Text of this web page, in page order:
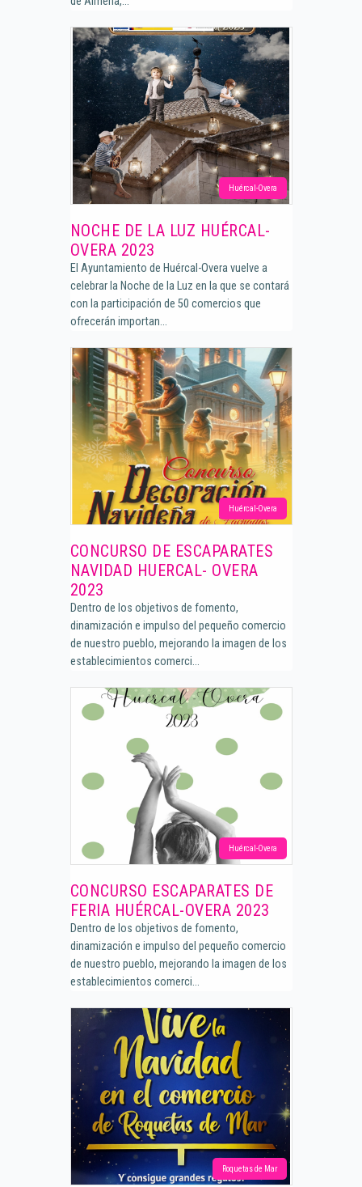
Huércal-Overa
NOCHE DE LA LUZ HUÉRCAL-
OVERA 2023
El Ayuntamiento de Huércal-Overa vuelve a
celebrar la Noche de la Luz en la que se contará
con la participación de 50 comercios que
ofrecerán importan...
Huércal-Overa
CONCURSO DE ESCAPARATES
NAVIDAD HUERCAL- OVERA
2023
Dentro de los objetivos de fomento,
dinamización e impulso del pequeño comercio
de nuestro pueblo, mejorando la imagen de los
establecimientos comerci...
Huércal-Overa
CONCURSO ESCAPARATES DE
FERIA HUÉRCAL-OVERA 2023
Dentro de los objetivos de fomento,
dinamización e impulso del pequeño comercio
de nuestro pueblo, mejorando la imagen de los
establecimientos comerci...
Roquetas de Mar